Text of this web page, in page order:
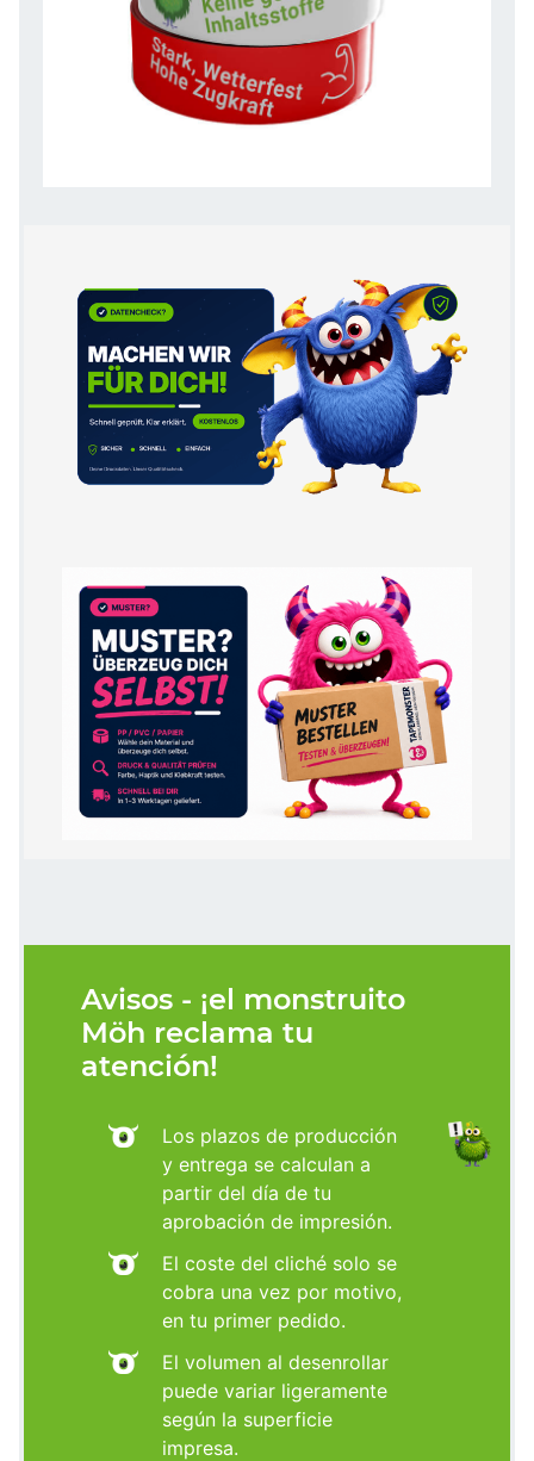
Avisos - ¡el monstruito
Möh reclama tu
atención!
Los plazos de producción
y entrega se calculan a
partir del día de tu
aprobación de impresión.
El coste del cliché solo se
cobra una vez por motivo,
en tu primer pedido.
El volumen al desenrollar
puede variar ligeramente
según la superficie
impresa.